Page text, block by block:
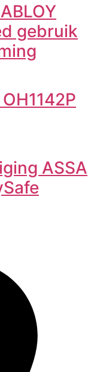
gebruik
ASSA